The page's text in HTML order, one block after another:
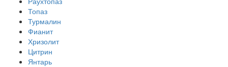
Топаз
Турмалин
Фианит
Хризолит
Цитрин
Янтарь